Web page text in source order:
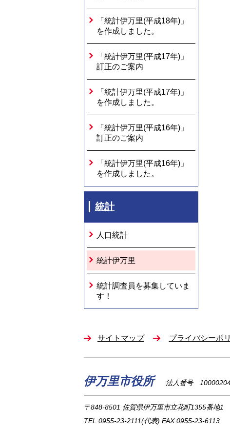
「統計伊万里(平成18年)」
を作成しました。
「統計伊万里(平成17年)」
訂正のご案内
「統計伊万里(平成17年)」
を作成しました。
「統計伊万里(平成16年)」
訂正のご案内
「統計伊万里(平成16年)」
を作成しました。
統計
人口統計
統計伊万里
統計調査員を募集していま
す！
サイトマップ プライバシーポ
伊万里市役所 法人番号
〒848-8501 佐賀県伊万里市立花町1355番地1
TEL 0955-23-2111(代表) FAX 0955-23-6113